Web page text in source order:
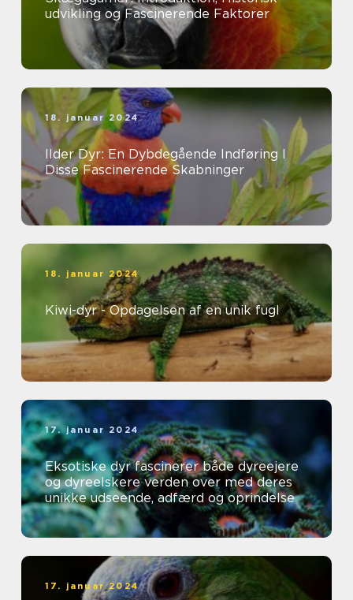
udvikling og Fascinerende Faktorer
18. januar 2024
Ilder Dyr: En Dybdegående Indføring I
Disse Fascinerende Skabninger
18. januar 2024
Kiwi-dyr - Opdagelsen af en unik fugl
17. januar 2024
Eksotiske dyr fascinerer både dyreejere
og dyreelskere verden over med deres
unikke udseende, adfærd og oprindelse
17. januar 2024